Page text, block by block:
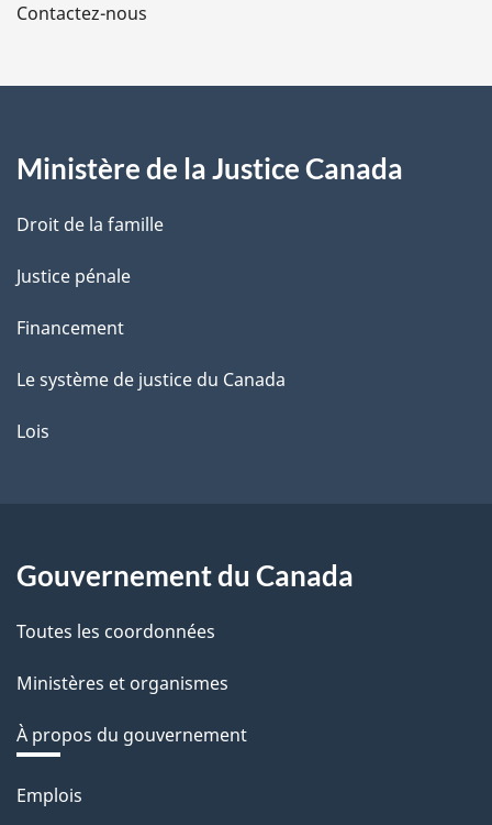
a
e
Contactez-nous
Ministère de la Justice Canada
Droit de la famille
Justice pénale
Financement
Le système de justice du Canada
Lois
Gouvernement du Canada
Toutes les coordonnées
Ministères et organismes
À propos du gouvernement
Thèmes
Emplois